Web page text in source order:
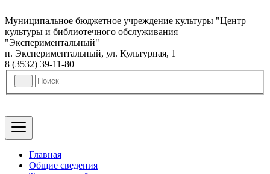
Муниципальное бюджетное учреждение культуры "Центр
культуры и библиотечного обслуживания
"Экспериментальный"
п. Экспериментальный, ул. Культурная, 1
8 (3532) 39-11-80
Главная
Общие сведения